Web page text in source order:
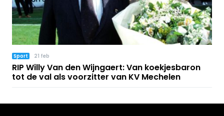
Sport 21 feb
RIP Willy Van den Wijngaert: Van koekjesbaron
tot de val als voorzitter van KV Mechelen